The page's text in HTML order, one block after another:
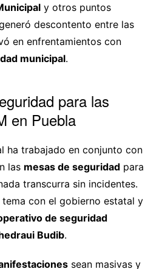
y otros puntos
descontento entre las
en enfrentamientos con
municipal.
para las
en Puebla
ha trabajado en conjunto con
las mesas de seguridadpara
transcurra sin incidentes.
con el gobierno estatal y
de seguridad
Budib.
sean masivas y